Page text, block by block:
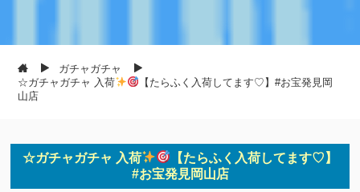
ガチャガチャ
☆ガチャガチャ 入荷
【たらふく入荷してます♡】#お宝発見岡
山店
☆ガチャガチャ 入荷
【たらふく入荷してます♡】
#お宝発見岡山店